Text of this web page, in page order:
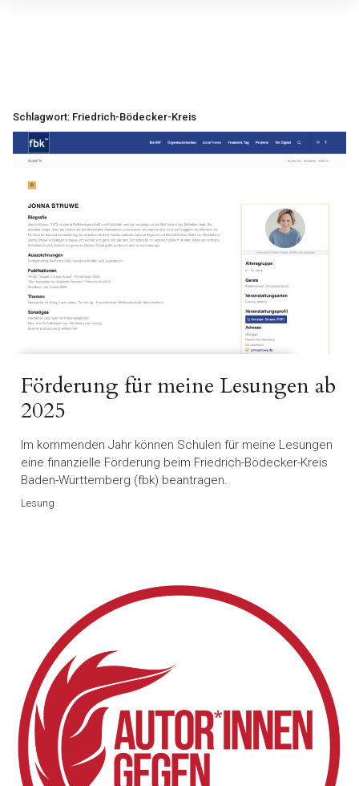
Schlagwort: Friedrich-Bödecker-Kreis
Förderung für meine Lesungen ab
2025
Im kommenden Jahr können Schulen für meine Lesungen
eine finanzielle Förderung beim Friedrich-Bödecker-Kreis
Baden-Württemberg (fbk) beantragen.
Lesung